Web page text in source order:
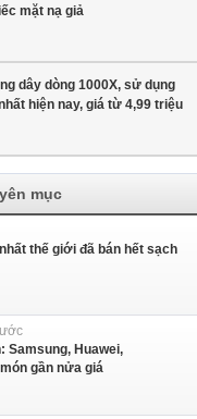
mặt nạ giả
dây dòng 1000X, sử dụng
hiện nay, giá từ 4,99 triệu
mục
thế giới đã bán hết sạch
Samsung, Huawei,
gần nửa giá